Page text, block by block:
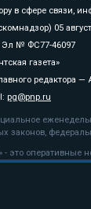
в сфере связи,
05
Эл № ФС77-46097
газета»
редактора —
pg@pnp.ru
законов,
- это оперативные
ссылка на